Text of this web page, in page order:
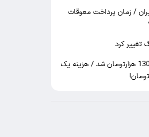
/ زمان پرداخت معوقات
تغییر کرد
نرخ بنزین در تهران لیتری 130 هزارتومان شد / هزینه یک